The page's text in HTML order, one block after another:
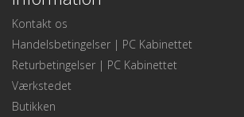
Kontakt os
Handelsbetingelser | PC Kabinettet
Returbetingelser | PC Kabinettet
Værkstedet
Butikken